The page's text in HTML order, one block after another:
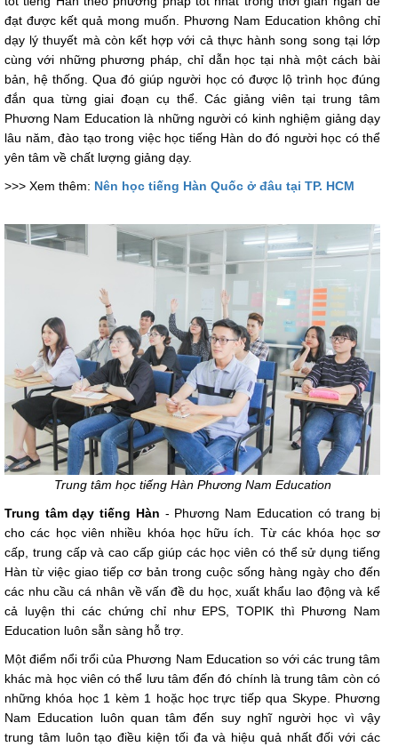
đạt được kết quả mong muốn. Phương Nam Education không chỉ
dạy lý thuyết mà còn kết hợp với cả thực hành song song tại lớp
cùng với những phương pháp, chỉ dẫn học tại nhà một cách bài
bản, hệ thống. Qua đó giúp người học có được lộ trình học đúng
đắn qua từng giai đoạn cụ thể. Các giảng viên tại trung tâm
Phương Nam Education là những người có kinh nghiệm giảng dạy
lâu năm, đào tạo trong việc học tiếng Hàn do đó người học có thể
yên tâm về chất lượng giảng dạy.
>>> Xem thêm: Nên học tiếng Hàn Quốc ở đâu tại TP. HCM
Trung tâm học tiếng Hàn Phương Nam Education
Trung tâm dạy tiếng Hàn - Phương Nam Education có trang bị
cho các học viên nhiều khóa học hữu ích. Từ các khóa học sơ
cấp, trung cấp và cao cấp giúp các học viên có thể sử dụng tiếng
Hàn từ việc giao tiếp cơ bản trong cuộc sống hàng ngày cho đến
các nhu cầu cá nhân về vấn đề du học, xuất khẩu lao động và kể
cả luyện thi các chứng chỉ như EPS, TOPIK thì Phương Nam
Education luôn sẵn sàng hỗ trợ.
Một điểm nổi trổi của Phương Nam Education so với các trung tâm
khác mà học viên có thể lưu tâm đến đó chính là trung tâm còn có
những khóa học 1 kèm 1 hoặc học trực tiếp qua Skype. Phương
Nam Education luôn quan tâm đến suy nghĩ người học vì vậy
trung tâm luôn tạo điều kiện tối đa và hiệu quả nhất đối với các